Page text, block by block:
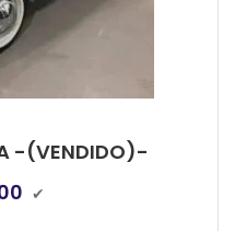
-(VENDIDO)-
✔